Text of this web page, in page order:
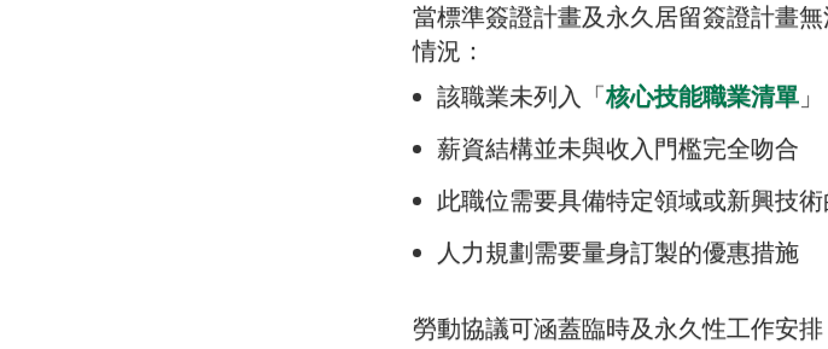
當標準簽證計畫及永久居留簽證計畫
情況：
該職業未列入「核心技能職業清單 」
薪資結構並未與收入門檻完全吻合
此職位需要具備特定領域或新興技
人力規劃需要量身訂製的優惠措施
勞動協議可涵蓋臨時及永久性工作安